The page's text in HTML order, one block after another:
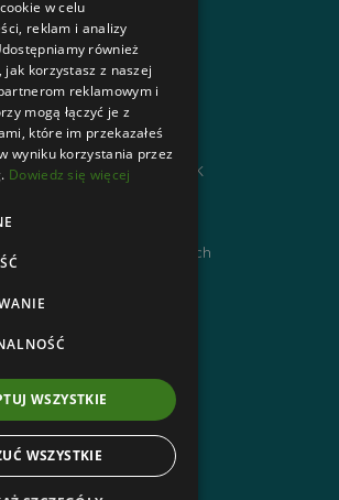
Zakopane
12
i zdobywamy GOT PTTK
Szlaków Transgranicznych
dla członków PTTK
do piątku
w celu
reklam i analizy
również
korzystasz z naszej
reklamowym i
mogą łączyć je z
które im przekazałeś
wyniku korzystania przez
Dowiedz się więcej
WSZYSTKIE
WSZYSTKIE